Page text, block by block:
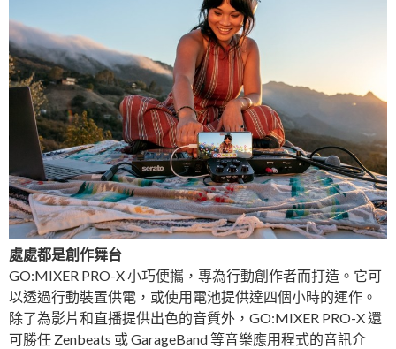
處處都是創作舞台
GO:MIXER PRO-X 小巧便攜，專為行動創作者而打造。它可
以透過行動裝置供電，或使用電池提供達四個小時的運作。
除了為影片和直播提供出色的音質外，GO:MIXER PRO-X 還
可勝任 Zenbeats 或 GarageBand 等音樂應用程式的音訊介